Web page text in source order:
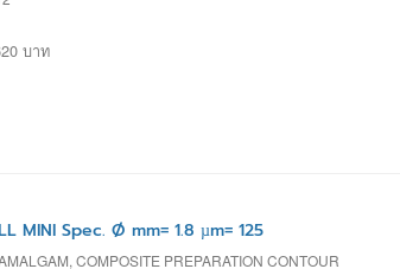
บาท
MINI Spec. Ø mm= 1.8 µm= 125
COMPOSITE PREPARATION CONTOUR